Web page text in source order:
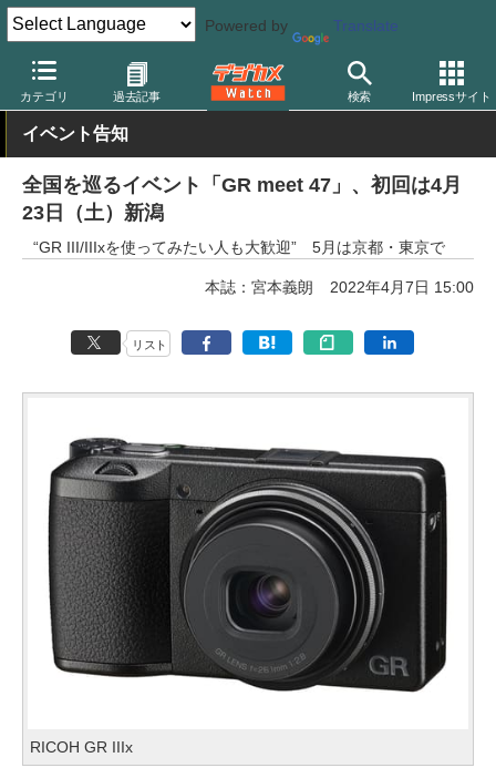
Powered by Translate
カテゴリ 過去記事 検索 Impressサイト
デジカメ Watch カメラ レンズ一体型（コンパクト）カメラ リ
イベント告知
全国を巡るイベント「GR meet 47」、初回は4月
23日（土）新潟
“GR III/IIIxを使ってみたい人も大歓迎” 5月は京都・東京で
本誌：宮本義朗 2022年4月7日 15:00
リスト
RICOH GR IIIx